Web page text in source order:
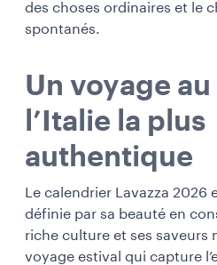
des choses ordinaires et le
spontanés.
Un voyage
l’Italie la plus
authentique
Le calendrier Lavazza 2026
définie par sa beauté en
riche culture et ses saveurs
voyage estival qui capture